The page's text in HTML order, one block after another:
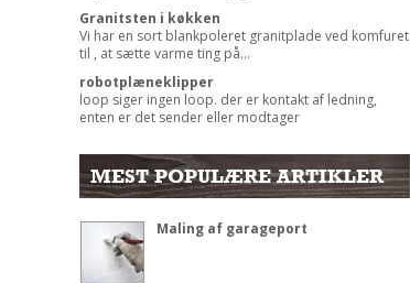
Granitsten i køkken
Vi har en sort blankpoleret granitplade ved komfuret
til , at sætte varme ting på...
robotplæneklipper
loop siger ingen loop. der er kontakt af ledning,
enten er det sender eller modtager
MEST POPULÆRE ARTIKLER
Maling af garageport